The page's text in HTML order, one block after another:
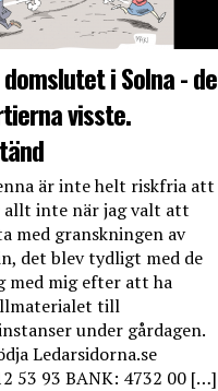
i Solna - de
visste.
är inte helt riskfria att
allt inte när jag valt att
med granskningen av
det blev tydligt med de
med mig efter att ha
till
under gårdagen.
Ledarsidorna.se
53 93 BANK: 4732 00 […]